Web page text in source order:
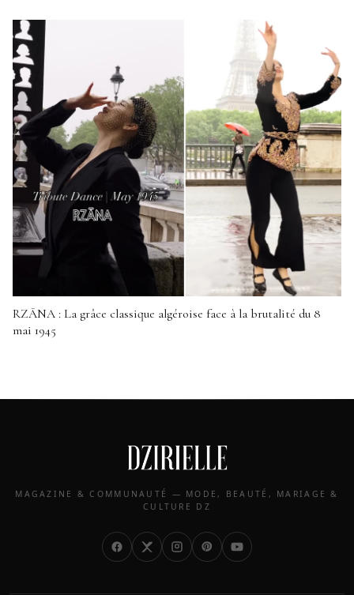
RZĀNA : La grâce classique algéroise face à la brutalité du 8
mai 1945
MAGAZINE & COMMUNAUTÉ — MODE, BEAUTÉ, MARIAGE &
CULTURE DZ